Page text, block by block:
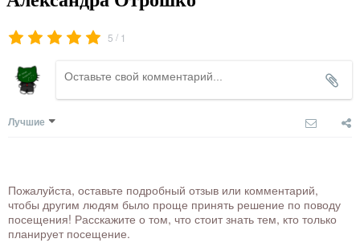
5 / 1
Лучшие
Пожалуйста, оставьте подробный отзыв или комментарий,
чтобы другим людям было проще принять решение по поводу
посещения! Расскажите о том, что стоит знать тем, кто только
планирует посещение.